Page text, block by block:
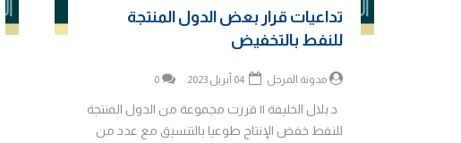
تداعيات قرار بعض الدول المنتجة
للنفط بالتخفيض
مدونة المرجل 0
د بلال الخليفة || قررت مجموعة من الدول المنتجة
للنفط خفض الإنتاج طوعيا بالتنسيق مع عدد من